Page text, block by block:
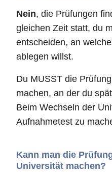
Nein, die Prüfungen
gleichen Zeit statt, du
entscheiden, an
ablegen willst.
Du MUSST die
machen, an der du
Beim Wechseln der
Aufnahmetest zu
Kann man die
Universität machen?